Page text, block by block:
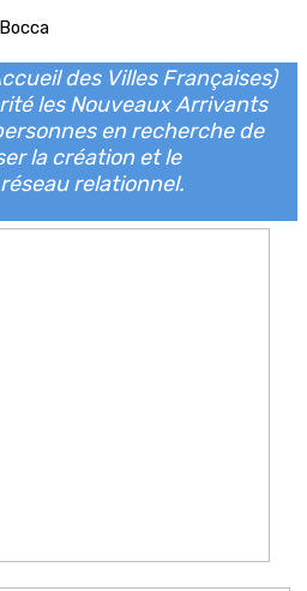
des Villes Françaises)
les Nouveaux Arrivants
en recherche de
la création et le
relationnel.